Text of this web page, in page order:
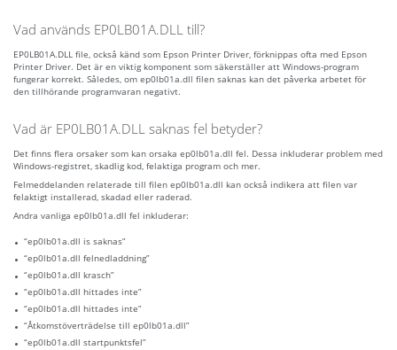
Vad används EP0LB01A.DLL till?
EP0LB01A.DLL file, också känd som Epson Printer Driver, förknippas ofta med Epson
Printer Driver. Det är en viktig komponent som säkerställer att Windows-program
fungerar korrekt. Således, om ep0lb01a.dll filen saknas kan det påverka arbetet för
den tillhörande programvaran negativt.
Vad är EP0LB01A.DLL saknas fel betyder?
Det finns flera orsaker som kan orsaka ep0lb01a.dll fel. Dessa inkluderar problem med
Windows-registret, skadlig kod, felaktiga program och mer.
Felmeddelanden relaterade till filen ep0lb01a.dll kan också indikera att filen var
felaktigt installerad, skadad eller raderad.
Andra vanliga ep0lb01a.dll fel inkluderar:
“ep0lb01a.dll is saknas”
“ep0lb01a.dll felnedladdning”
“ep0lb01a.dll krasch”
“ep0lb01a.dll hittades inte”
“ep0lb01a.dll hittades inte”
“Åtkomstöverträdelse till ep0lb01a.dll”
“ep0lb01a.dll startpunktsfel”